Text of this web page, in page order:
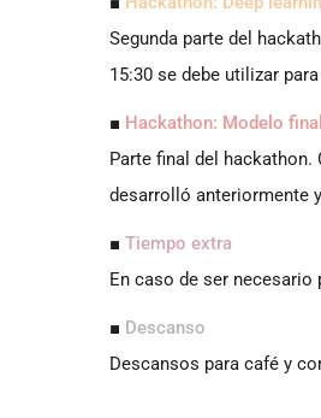
Segunda parte del
15:30 se debe utilizar
■ Hackathon: Modelo final
Parte final del
desarrolló anteriormente
■ Tiempo extra
En caso de ser
■ Descanso
Descansos para café y